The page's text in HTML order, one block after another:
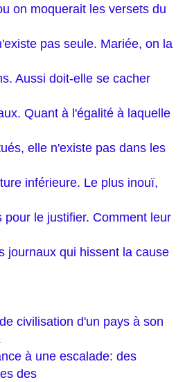
on moquerait les versets du
pas seule. Mariée, on la
Aussi doit-elle se cacher
Quant à l'égalité à laquelle
elle n'existe pas dans les
inférieure. Le plus inouï,
pour le justifier. Comment leur
journaux qui hissent la cause
civilisation d'un pays à son
à une escalade: des
des